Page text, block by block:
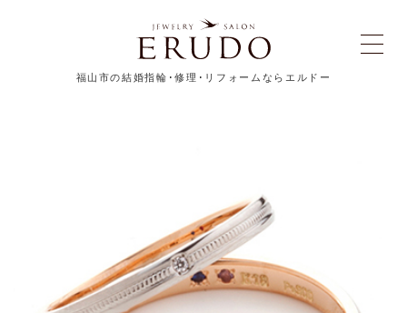
福山市の結婚指輪･修理･リフォームならエルドー